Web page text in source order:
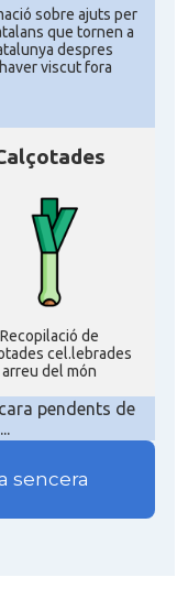
sobre ajuts per
que tornen a
despres
viscut fora
Recopilació de
cel.lebrades
arreu del món
pendents de
sencera